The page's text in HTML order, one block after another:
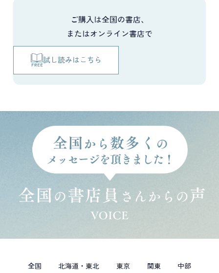
ご購入は全国の書店、
またはオンライン書店で
試し読みはこちら
全国 北海道・東北 東京 関東 中部